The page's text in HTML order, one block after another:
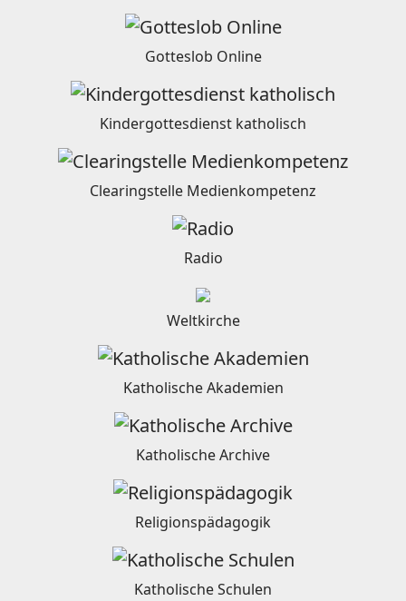
Gotteslob Online
Kindergottesdienst katholisch
Clearingstelle Medienkompetenz
Radio
Weltkirche
Katholische Akademien
Katholische Archive
Religionspädagogik
Katholische Schulen